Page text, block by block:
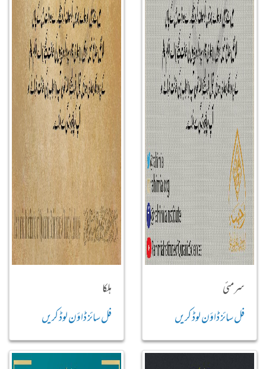
سرمئی
فل سائز ڈاؤن لوڈ کریں
ہلکا
فل سائز ڈاؤن لوڈ کریں